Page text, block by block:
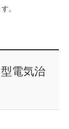
。
電気治